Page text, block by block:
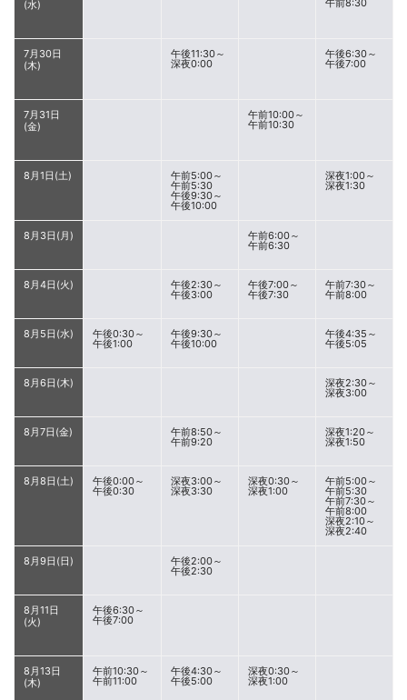
(水) 午前8:30
7月30日
(木)
午後11:30～
深夜0:00
午後6:30～
午後7:00
7月31日
(金)
午前10:00～
午前10:30
8月1日(土) 午前5:00～
午前5:30
午後9:30～
午後10:00
深夜1:00～
深夜1:30
8月3日(月) 午前6:00～
午前6:30
8月4日(火) 午後2:30～
午後3:00
午後7:00～
午後7:30
午前7:30～
午前8:00
8月5日(水) 午後0:30～
午後1:00
午後9:30～
午後10:00
午後4:35～
午後5:05
8月6日(木) 深夜2:30～
深夜3:00
8月7日(金) 午前8:50～
午前9:20
深夜1:20～
深夜1:50
8月8日(土) 午後0:00～
午後0:30
深夜3:00～
深夜3:30
深夜0:30～
深夜1:00
午前5:00～
午前5:30
午前7:30～
午前8:00
深夜2:10～
深夜2:40
8月9日(日) 午後2:00～
午後2:30
8月11日
(火)
午後6:30～
午後7:00
8月13日
(木)
午前10:30～
午前11:00
午後4:30～
午後5:00
深夜0:30～
深夜1:00